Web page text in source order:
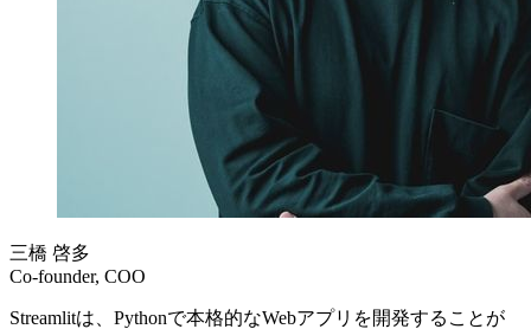
三橋 啓多
Co-founder, COO
Streamlitは、Pythonで本格的なWebアプリを開発することが